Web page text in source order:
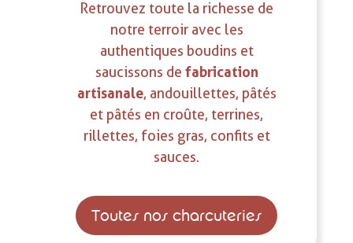
Retrouvez toute la richesse de
notre terroir avec les
authentiques boudins et
saucissons de fabrication
artisanale, andouillettes, pâtés
et pâtés en croûte, terrines,
rillettes, foies gras, confits et
sauces.
Toutes nos charcuteries